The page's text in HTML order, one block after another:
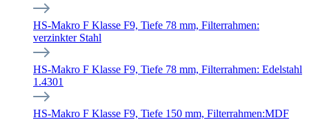
HS-Makro F Klasse F9, Tiefe 78 mm, Filterrahmen:
verzinkter Stahl
HS-Makro F Klasse F9, Tiefe 78 mm, Filterrahmen: Edelstahl
1.4301
HS-Makro F Klasse F9, Tiefe 150 mm, Filterrahmen:MDF